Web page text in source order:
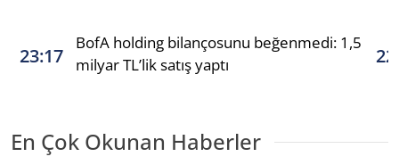
23:17
BofA holding bilançosunu beğenmedi: 1,5
milyar TL’lik satış yaptı
En Çok Okunan Haberler